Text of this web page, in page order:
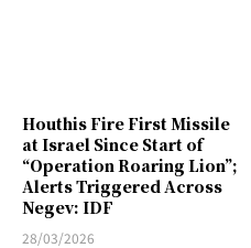
Houthis Fire First Missile
at Israel Since Start of
“Operation Roaring Lion”;
Alerts Triggered Across
Negev: IDF
28/03/2026